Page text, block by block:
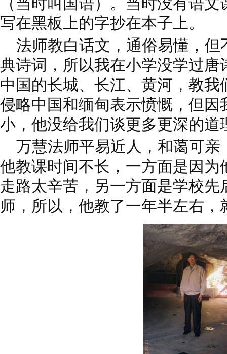
写在黑板上的字抄在本子上。
法师教白话文，通俗易懂，但
典诗词，所以我在小学没学过唐
中国的长城、长江、黄河，教
侵略中国和缅甸表示愤慨，但因
小，他没给我们谈更多更深的道
万慧法师平易近人，和蔼可亲
他教课时间不长，一方面是因为
走路太辛苦，另一方面是学校先
师，所以，他教了一年半左右